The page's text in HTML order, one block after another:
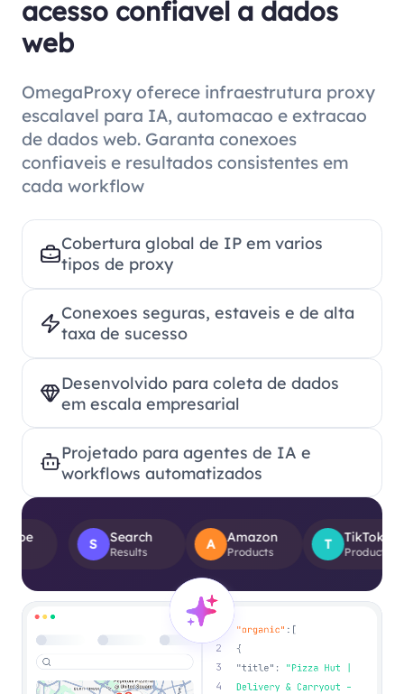
acesso confiavel a dados
web
OmegaProxy oferece infraestrutura proxy
escalavel para IA, automacao e extracao
de dados web. Garanta conexoes
confiaveis e resultados consistentes em
cada workflow
Cobertura global de IP em varios
tipos de proxy
Conexoes seguras, estaveis e de alta
taxa de sucesso
Desenvolvido para coleta de dados
em escala empresarial
Projetado para agentes de IA e
workflows automatizados
Search
Results
Amazon
Products T TikTok
Product Views